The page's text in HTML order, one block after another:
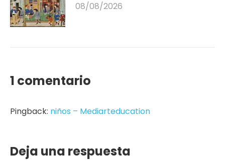
08/08/2026
1 comentario
Pingback: niños – Mediarteducation
Deja una respuesta